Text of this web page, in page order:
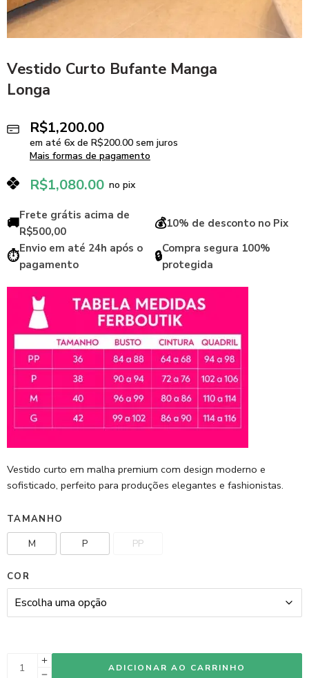
Vestido Curto Bufante Manga
Longa
R$1,200.00
em até 6x de R$200.00 sem juros
Mais formas de pagamento
R$1,080.00 no pix
🚚Frete grátis acima de
R$500,00
💰10% de desconto no Pix
⏱️Envio em até 24h após o
pagamento
🔒Compra segura 100%
protegida
Vestido curto em malha premium com design moderno e
sofisticado, perfeito para produções elegantes e fashionistas.
TAMANHO
M P PP
COR
ADICIONAR AO CARRINHO